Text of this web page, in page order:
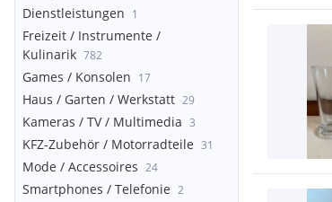
Dienstleistungen 1
Freizeit / Instrumente /
Kulinarik 782
Games / Konsolen 17
Haus / Garten / Werkstatt 29
Kameras / TV / Multimedia 3
KFZ-Zubehör / Motorradteile 31
Mode / Accessoires 24
Smartphones / Telefonie 2